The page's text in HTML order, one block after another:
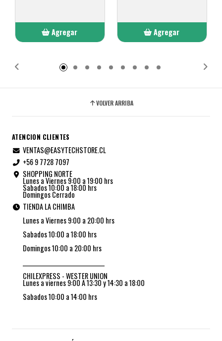
Agregar
Agregar
VOLVER ARRIBA
ATENCION CLIENTES
VENTAS@EASYTECHSTORE.CL
+56 9 7728 7097
SHOPPING NORTE
Lunes a Viernes 9:00 a 19:00 hrs
Sabados 10:00 a 18:00 hrs
Domingos Cerrado
TIENDA LA CHIMBA
Lunes a Viernes 9:00 a 20:00 hrs
Sabados 10:00 a 18:00 hrs
Domingos 10:00 a 20:00 hrs
CHILEXPRESS - WESTER UNION
Lunes a viernes 9:00 A 13:30 y 14:30 a 18:00
Sabados 10:00 a 14:00 hrs